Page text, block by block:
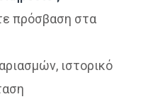
πρόσβαση στα
ιστορικό